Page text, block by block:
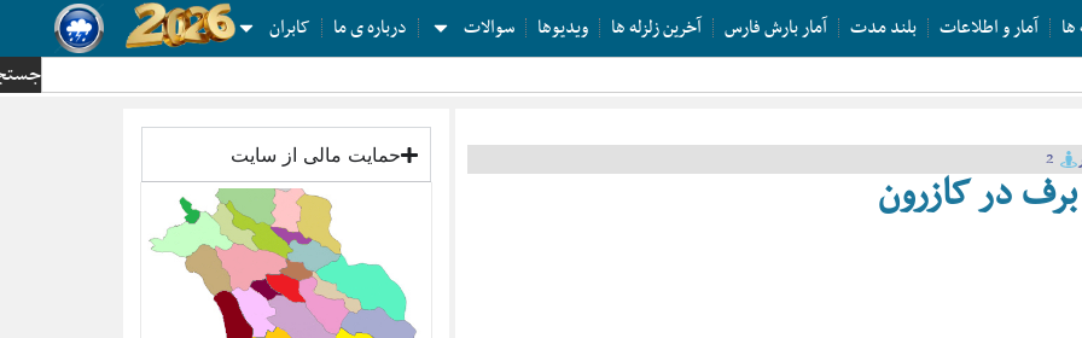
آمار و اطلاعات بلند مدت آمار بارش فارس آخرین زلزله ها ویدیوها سوالات درباره ی ما کابران
2
برف در کازرون
حمایت مالی از سایت